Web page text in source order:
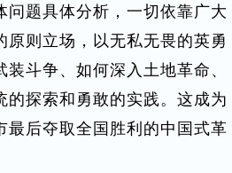
题具体分析，一切依靠广大
原则立场，以无私无畏的英勇
斗争、如何深入土地革命、
探索和勇敢的实践。这成为
最后夺取全国胜利的中国式革